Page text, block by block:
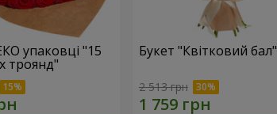
упаковці "15
троянд"
Букет "Квітковий бал"
2 513 грн